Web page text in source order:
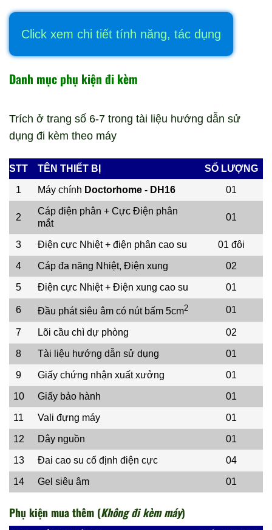
Click xem chi tiết tính năng, tác dụng
Danh mục phụ kiện đi kèm
Trích ở trang số 6-7 trong tài liệu hướng dẫn sử
dụng đi kèm theo máy
STT TÊN THIẾT BỊ SỐ LƯỢNG
1 Máy chính Doctorhome - DH16 01
2
Cáp điện phân + Cực Điện phân
mắt
01
3 Điện cực Nhiệt + điện phân cao su 01 đôi
4 Cáp đa năng Nhiệt, Điện xung 02
5 Điện cực Nhiệt + Điện xung cao su 01
6 Đầu phát siêu âm có nút bấm 5cm2 01
7 Lõi cầu chì dự phòng 02
8 Tài liệu hướng dẫn sử dụng 01
9 Giấy chứng nhận xuất xưởng 01
10 Giấy bảo hành 01
11 Vali đựng máy 01
12 Dây nguồn 01
13 Đai cao su cố định điện cực 04
14 Gel siêu âm 01
Phụ kiện mua thêm (Không đi kèm máy)